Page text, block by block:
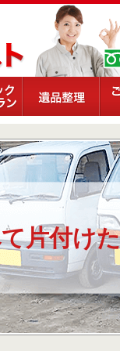
片付け